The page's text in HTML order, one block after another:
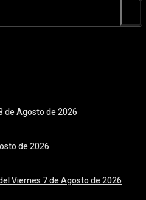
de Agosto de 2026
de 2026
Viernes 7 de Agosto de 2026